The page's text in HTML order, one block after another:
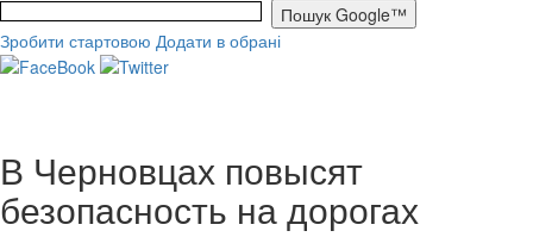
Зробити стартовою Додати в обрані
В Черновцах повысят
безопасность на дорогах